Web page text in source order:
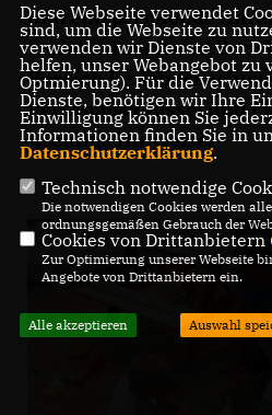
und entsprechende
Erzieherinnen und
Bereich
Personalschlüssel und
wichtige Hinweise.
Diese Webseite verwendet
sind, um die Webseite zu
verwenden wir Dienste von
helfen, unser Webangebot zu
Optmierung). Für die
Dienste, benötigen wir Ihre
Einwilligung können Sie
Informationen finden Sie in
Datenschutzerklärung.
Technisch notwendige
Die notwendigen Cookies werden
ordnungsgemäßen Gebrauch der
Cookies von Drittanbietern
Zur Optimierung unserer Webseite
Angebote von Drittanbietern ein.
Alle akzeptieren Auswahl